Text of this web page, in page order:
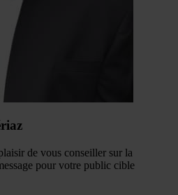
de vous conseiller sur la
pour votre public cible